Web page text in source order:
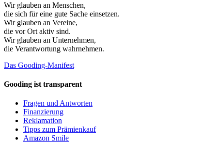
Wir glauben an Menschen,
die sich für eine gute Sache einsetzen.
Wir glauben an Vereine,
die vor Ort aktiv sind.
Wir glauben an Unternehmen,
die Verantwortung wahrnehmen.
Das Gooding-Manifest
Gooding ist transparent
Fragen und Antworten
Finanzierung
Reklamation
Tipps zum Prämienkauf
Amazon Smile